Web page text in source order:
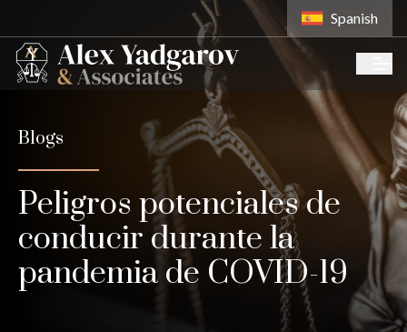
Spanish
Blogs
Peligros potenciales de
conducir durante la
pandemia de COVID-19